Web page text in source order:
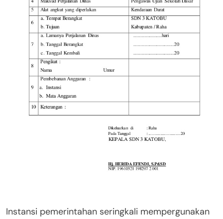
Instansi pemerintahan seringkali mempergunakan